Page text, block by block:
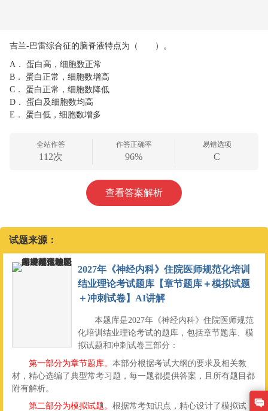
吉兰-巴雷综合征的脑脊液特点为（ ）。
A．
蛋白高，细胞数正常
B．
蛋白正常，细胞数增高
C．
蛋白正常，细胞数降低
D．
蛋白及细胞数均高
E．
蛋白低，细胞数增多
全站作答
112次
作答正确率
96%
易错选项
C
查看答案解析
试题来源：
2027年《神经内科》住院医师规范化培训
结业理论考试题库【章节题库＋模拟试题
＋冲刺试卷】AI讲解
本题库是2027年《神经内科》住院医师规范
化培训结业理论考试的题库，包括章节题库、模
拟试题和冲刺试卷三部分：
第一部分为章节题库。 本部分根据考试大纲的要求及相关教
材，精心选编了典型常考习题，每一题都提供答案，且所有题目都
附有解析。
第二部分为模拟试题。 根据常考知识点，精心设计了模拟试